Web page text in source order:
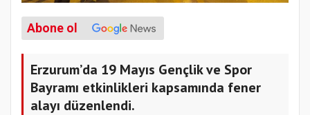
Abone ol
Erzurum’da 19 Mayıs Gençlik ve Spor
Bayramı etkinlikleri kapsamında fener
alayı düzenlendi.